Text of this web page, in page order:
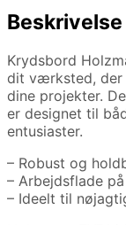
Beskrivelse
Krydsbord
dit værksted, der
dine projekter.
er designet til
entusiaster.
– Robust og
– Arbejdsflade
– Ideelt til